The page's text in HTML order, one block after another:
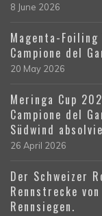
8 June 2026
Magenta-
Campione del
20 May 2026
Meringa Cup
Campione del
Südwind
26 April 2026
Der Schweizer
Rennstrecke
Rennsiegen.